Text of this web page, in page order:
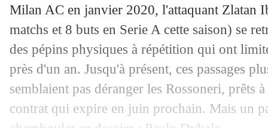
Milan AC en janvier 2020, l'attaquant Zlatan
matchs et 8 buts en Serie A cette saison) se
des pépins physiques à répétition qui ont
près d'un an. Jusqu'à présent, ces passages
semblaient pas déranger les Rossoneri, prêts
contrat qui expire en juin prochain. Mais un
23/03 Russie: Bellerin tacle une
23/03 Barça : Dembélé, Yuste ouvre la porte
23/03 EdF: Le Graët va parler avec Mbappé
23/03 Sociedad: Rafinha ne regrette pas le